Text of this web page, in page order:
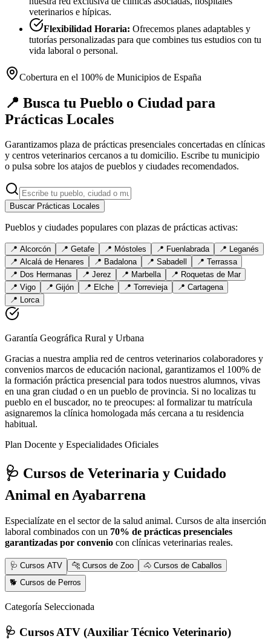
veterinarios e hípicas.
Flexibilidad Horaria: Ofrecemos planes adaptables y
tutorías personalizadas para que combines tus estudios con tu
vida laboral o personal.
Cobertura en el 100% de Municipios de España
📍 Busca tu Pueblo o Ciudad para
Prácticas Locales
Garantizamos plaza de prácticas presenciales concertadas en clínicas
y centros veterinarios cercanos a tu domicilio. Escribe tu municipio
o pulsa sobre los atajos de pueblos y ciudades recomendados.
Buscar Prácticas Locales
Pueblos y ciudades populares con plazas de prácticas activas:
📍 Alcorcón 📍 Getafe 📍 Móstoles 📍 Fuenlabrada 📍 Leganés
📍 Alcalá de Henares 📍 Badalona 📍 Sabadell 📍 Terrassa
📍 Dos Hermanas 📍 Jerez 📍 Marbella 📍 Roquetas de Mar
📍 Vigo 📍 Gijón 📍 Elche 📍 Torrevieja 📍 Cartagena
📍 Lorca
Garantía Geográfica Rural y Urbana
Gracias a nuestra amplia red de centros veterinarios colaboradores y
convenios marcos de educación nacional, garantizamos el 100% de
la formación práctica presencial para todos nuestros alumnos, vivas
en una gran ciudad o en un pueblo de provincia. Si no localizas tu
pueblo en el buscador, no te preocupes: al formalizar tu matrícula
asignaremos la clínica homologada más cercana a tu residencia
habitual.
Plan Docente y Especialidades Oficiales
🩺 Cursos de Veterinaria y Cuidado
Animal en Ayabarrena
Especialízate en el sector de la salud animal. Cursos de alta inserción
laboral combinados con un 70% de prácticas presenciales
garantizadas por convenio con clínicas veterinarias reales.
🩺 Cursos ATV 🐆 Cursos de Zoo
🐴 Cursos de Caballos
🐕 Cursos de Perros
Categoría Seleccionada
🩺 Cursos ATV (Auxiliar Técnico Veterinario)